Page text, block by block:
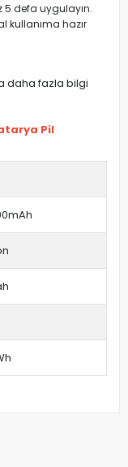
defa uygulayın.
kullanıma hazır
daha fazla bilgi
Pil